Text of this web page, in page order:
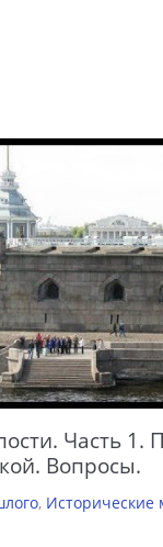
Часть 1.
Вопросы.
, Исторические